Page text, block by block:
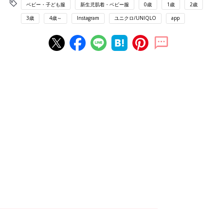
ベビー・子ども服 新生児肌着・ベビー服 0歳 1歳 2歳
3歳 4歳～ Instagram ユニクロ/UNIQLO app